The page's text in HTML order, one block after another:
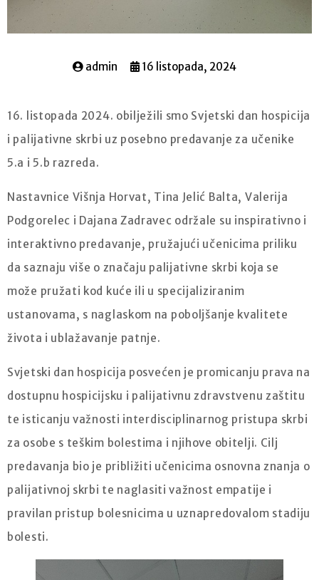
admin 16 listopada, 2024
16. listopada 2024. obilježili smo Svjetski dan hospicija
i palijativne skrbi uz posebno predavanje za učenike
5.a i 5.b razreda.
Nastavnice Višnja Horvat, Tina Jelić Balta, Valerija
Podgorelec i Dajana Zadravec održale su inspirativno i
interaktivno predavanje, pružajući učenicima priliku
da saznaju više o značaju palijativne skrbi koja se
može pružati kod kuće ili u specijaliziranim
ustanovama, s naglaskom na poboljšanje kvalitete
života i ublažavanje patnje.
Svjetski dan hospicija posvećen je promicanju prava na
dostupnu hospicijsku i palijativnu zdravstvenu zaštitu
te isticanju važnosti interdisciplinarnog pristupa skrbi
za osobe s teškim bolestima i njihove obitelji. Cilj
predavanja bio je približiti učenicima osnovna znanja o
palijativnoj skrbi te naglasiti važnost empatije i
pravilan pristup bolesnicima u uznapredovalom stadiju
bolesti.